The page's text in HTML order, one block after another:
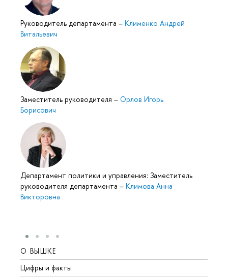
Руководитель департамента – Клименко Андрей
Витальевич
Заместитель руководителя – Орлов Игорь
Борисович
Департамент политики и управления: Заместитель
руководителя департамента – Климова Анна
Викторовна
О ВЫШКЕ
Цифры и факты